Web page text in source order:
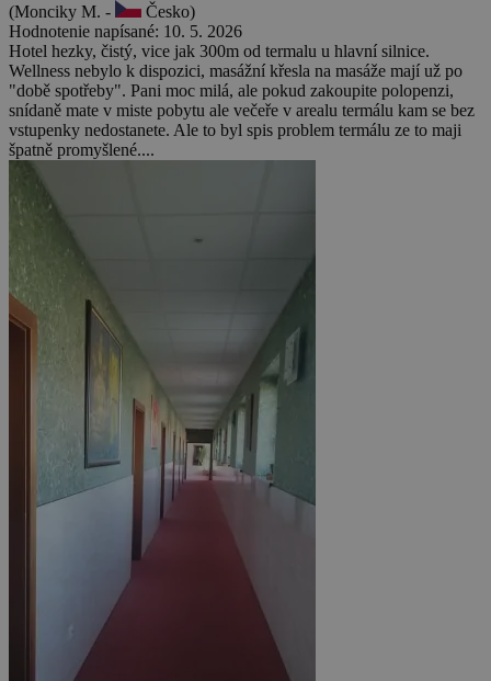
(Monciky M. -
Česko)
Hodnotenie napísané: 10. 5. 2026
Hotel hezky, čistý, vice jak 300m od termalu u hlavní silnice.
Wellness nebylo k dispozici, masážní křesla na masáže mají už po
"době spotřeby". Pani moc milá, ale pokud zakoupite polopenzi,
snídaně mate v miste pobytu ale večeře v arealu termálu kam se bez
vstupenky nedostanete. Ale to byl spis problem termálu ze to maji
špatně promyšlené....